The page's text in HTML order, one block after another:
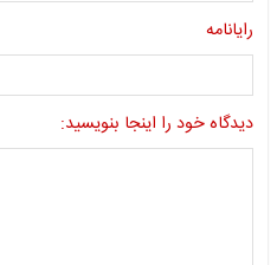
رایانامه
دیدگاه خود را اینجا بنویسید: